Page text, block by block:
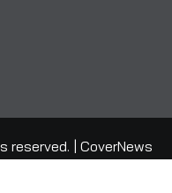
reserved.
CoverNews